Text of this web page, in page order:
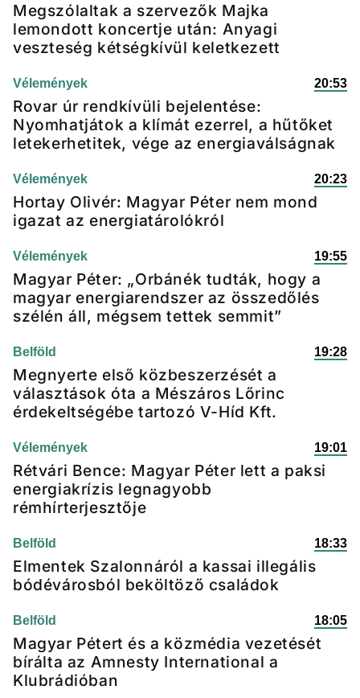
Megszólaltak a szervezők Majka
lemondott koncertje után: Anyagi
veszteség kétségkívül keletkezett
Vélemények 20:53
Rovar úr rendkívüli bejelentése:
Nyomhatjátok a klímát ezerrel, a hűtőket
letekerhetitek, vége az energiaválságnak
Vélemények 20:23
Hortay Olivér: Magyar Péter nem mond
igazat az energiatárolókról
Vélemények 19:55
Magyar Péter: „Orbánék tudták, hogy a
magyar energiarendszer az összedőlés
szélén áll, mégsem tettek semmit”
Belföld 19:28
Megnyerte első közbeszerzését a
választások óta a Mészáros Lőrinc
érdekeltségébe tartozó V-Híd Kft.
Vélemények 19:01
Rétvári Bence: Magyar Péter lett a paksi
energiakrízis legnagyobb
rémhírterjesztője
Belföld 18:33
Elmentek Szalonnáról a kassai illegális
bódévárosból beköltöző családok
Belföld 18:05
Magyar Pétert és a közmédia vezetését
bírálta az Amnesty International a
Klubrádióban